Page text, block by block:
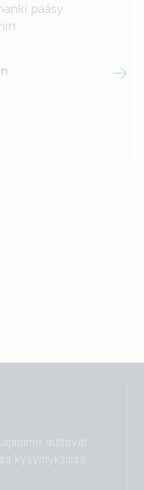
pääsy
auttavat
kysymyksissä.